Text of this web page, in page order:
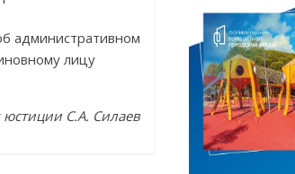
административном
лицу
юстиции С.А. Силаев